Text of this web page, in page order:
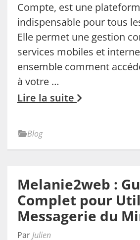
Compte, est une
indispensable pour tous
Elle permet une gestion
services mobiles et
ensemble comment
à votre …
Lire la suite
Blog
Melanie2web :
Complet pour
Messagerie du
ParJulien